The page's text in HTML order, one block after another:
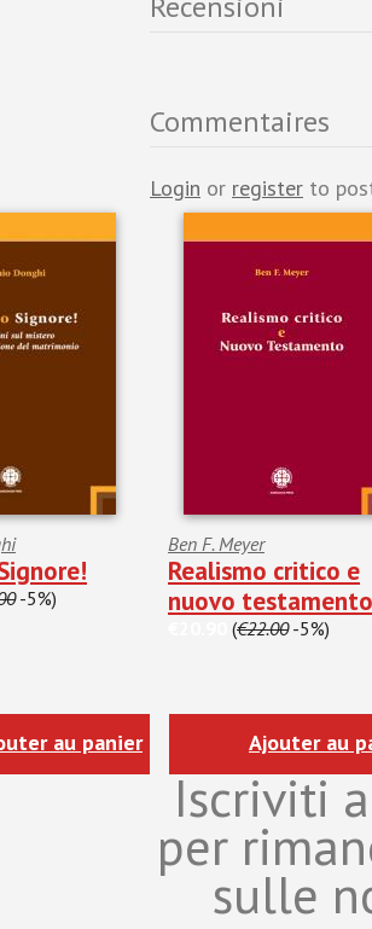
Commentaires
Login or register to
-5%)
au panier
Ben F. Meyer
Realismo critico e
nuovo testamento
(€22.00-5%)
Ajouter au
Iscriviti
per
sulle